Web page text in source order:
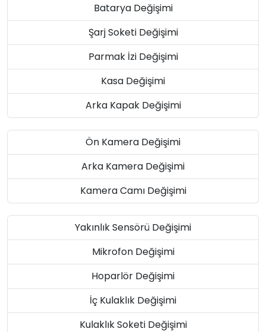
Batarya Değişimi
Şarj Soketi Değişimi
Parmak İzi Değişimi
Kasa Değişimi
Arka Kapak Değişimi
Ön Kamera Değişimi
Arka Kamera Değişimi
Kamera Camı Değişimi
Yakınlık Sensörü Değişimi
Mikrofon Değişimi
Hoparlör Değişimi
İç Kulaklık Değişimi
Kulaklık Soketi Değişimi